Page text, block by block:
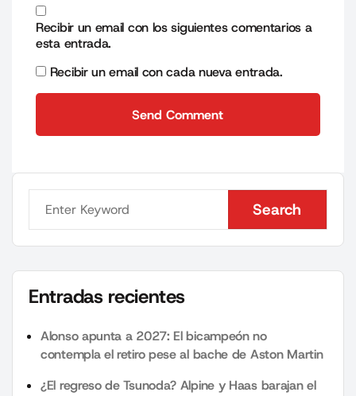
Recibir un email con los siguientes comentarios a
esta entrada.
Recibir un email con cada nueva entrada.
Send Comment
Search
Search
Entradas recientes
Alonso apunta a 2027: El bicampeón no
contempla el retiro pese al bache de Aston Martin
¿El regreso de Tsunoda? Alpine y Haas barajan el